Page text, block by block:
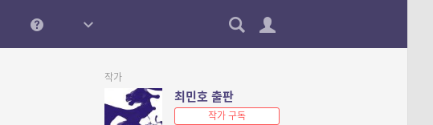
작가
최민호 출판
작가 구독